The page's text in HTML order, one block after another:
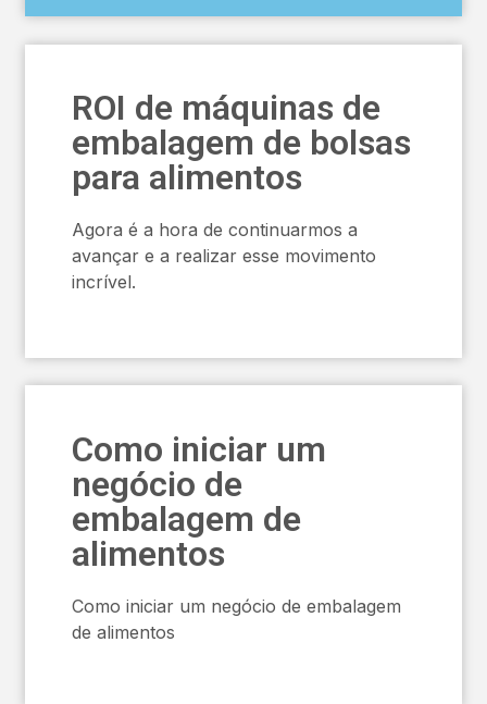
ROI de máquinas de
embalagem de bolsas
para alimentos
Agora é a hora de continuarmos a
avançar e a realizar esse movimento
incrível.
Como iniciar um
negócio de
embalagem de
alimentos
Como iniciar um negócio de embalagem
de alimentos